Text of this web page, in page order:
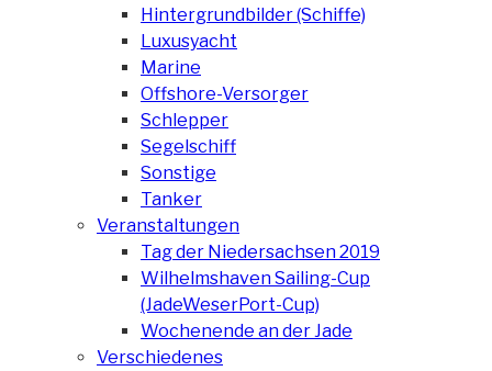
Hintergrundbilder (Schiffe)
Luxusyacht
Marine
Offshore-Versorger
Schlepper
Segelschiff
Sonstige
Tanker
Veranstaltungen
Tag der Niedersachsen 2019
Wilhelmshaven Sailing-Cup
(JadeWeserPort-Cup)
Wochenende an der Jade
Verschiedenes